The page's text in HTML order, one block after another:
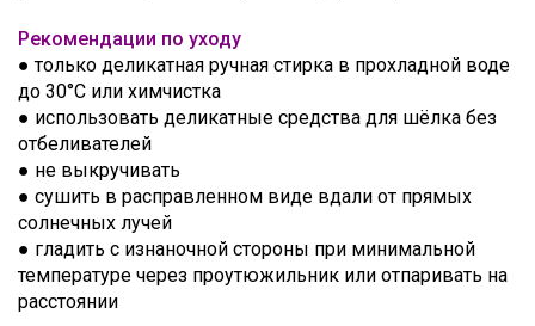
Рекомендации по уходу
● только деликатная ручная стирка в прохладной воде
до 30°C или химчистка
● использовать деликатные средства для шёлка без
отбеливателей
● не выкручивать
● сушить в расправленном виде вдали от прямых
солнечных лучей
● гладить с изнаночной стороны при минимальной
температуре через проутюжильник или отпаривать на
расстоянии